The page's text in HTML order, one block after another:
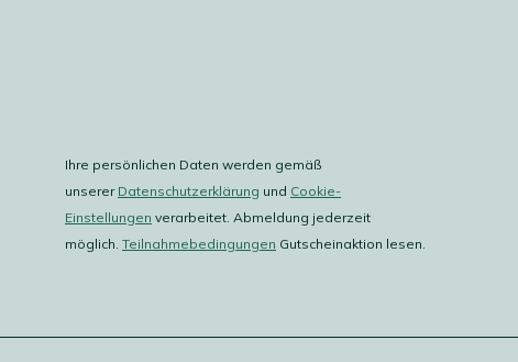
Ihre persönlichen Daten werden gemäß
unserer Datenschutzerklärung und Cookie-
Einstellungen verarbeitet. Abmeldung jederzeit
möglich. Teilnahmebedingungen Gutscheinaktion lesen.